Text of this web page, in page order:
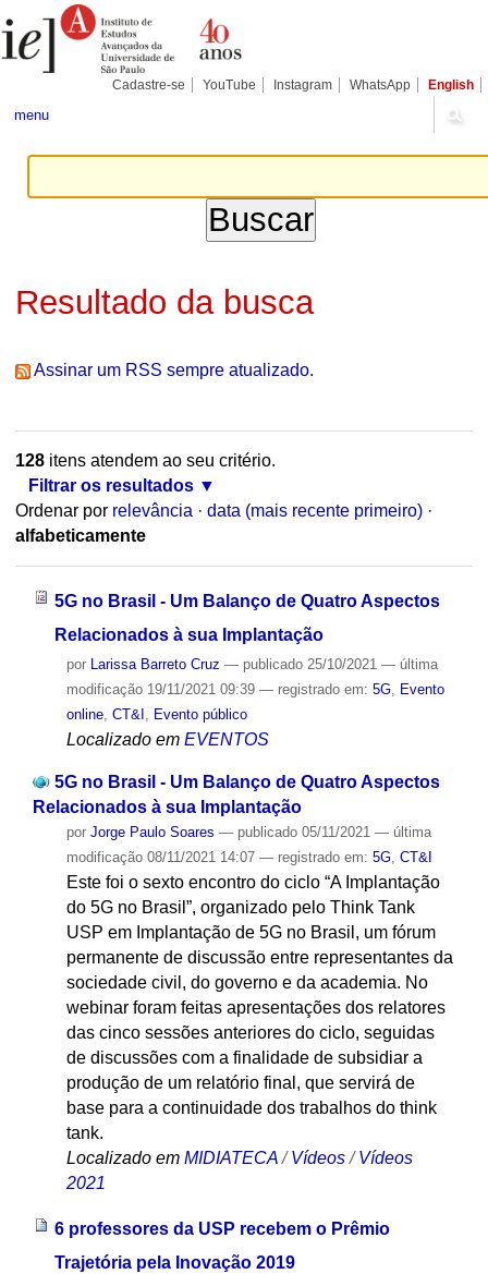
para
conteúdo.
Pessoais
Cadastre-se YouTube Instagram WhatsApp English
menu
Resultado da busca
Assinar um RSS sempre atualizado.
128itens atendem ao seu critério.
Filtrar os resultados
Ordenar por relevância · data (mais recente primeiro) ·
alfabeticamente
5G no Brasil - Um Balanço de Quatro Aspectos
Relacionados à sua Implantação
por Larissa Barreto Cruz — publicado25/10/2021 — última
modificação19/11/2021 09:39 — registrado em: 5G,
Evento
online, CT&I Evento público
Localizado em EVENTOS
5G no Brasil - Um Balanço de Quatro Aspectos
Relacionados à sua Implantação
por Jorge Paulo Soares — publicado05/11/2021 — última
modificação08/11/2021 14:07 — registrado em: 5G, CT&I
Este foi o sexto encontro do ciclo “A Implantação
do 5G no Brasil”, organizado pelo Think Tank
USP em Implantação de 5G no Brasil, um fórum
permanente de discussão entre representantes da
sociedade civil, do governo e da academia. No
webinar foram feitas apresentações dos relatores
das cinco sessões anteriores do ciclo, seguidas
de discussões com a finalidade de subsidiar a
produção de um relatório final, que servirá de
base para a continuidade dos trabalhos do think
tank.
Localizado em MIDIATECA /Vídeos /Vídeos
2021
6 professores da USP recebem o Prêmio
Trajetória pela Inovação 2019